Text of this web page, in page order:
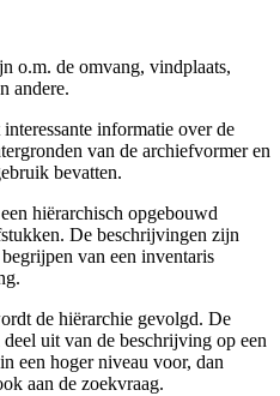
o.m. de omvang, vindplaats,
andere.
informatie over de
van de archiefvormer en
bevatten.
hiërarchisch opgebouwd
De beschrijvingen zijn
van een inventaris
de hiërarchie gevolgd. De
uit van de beschrijving op een
een hoger niveau voor, dan
aan de zoekvraag.